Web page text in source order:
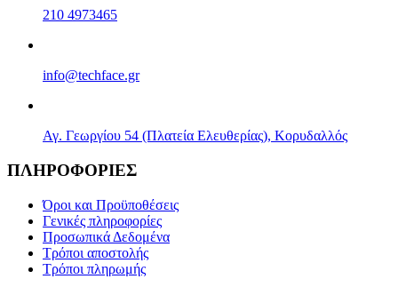
210 4973465
info@techface.gr
Αγ. Γεωργίου 54 (Πλατεία Ελευθερίας), Κορυδαλλός
ΠΛΗΡΟΦΟΡΙΕΣ
Όροι και Προϋποθέσεις
Γενικές πληροφορίες
Προσωπικά Δεδομένα
Τρόποι αποστολής
Τρόποι πληρωμής